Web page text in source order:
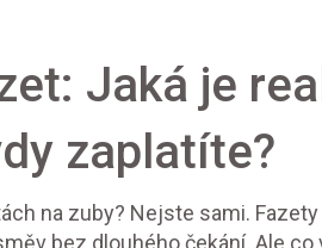
Jaká je
zaplatíte?
na zuby? Nejste sami.
bez dlouhého čekání. Ale